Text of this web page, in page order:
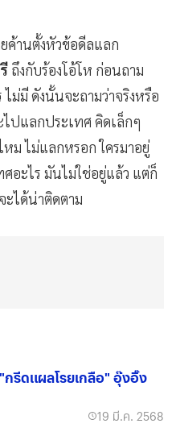
ค้านตั้งหัวข้อดีลแลก
ถึงกับร้องโอ้โห ก่อนถาม
ม่มี ดังนั้นจะถามว่าจริงหรือ
ไปแลกประเทศ คิดเล็กๆ
หม ไม่แลกหรอก ใครมาอยู่
อะไร มันไม่ใช่อยู่แล้ว แต่ก็
ะได้น่าติดตาม​
รีดแผลโรยเกลือ" อุ๊งอิ๊ง
19 มี.ค. 2568